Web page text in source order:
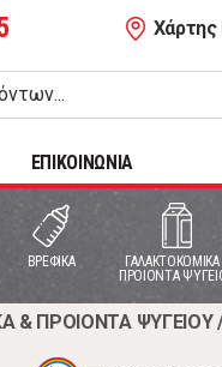
ΕΠΙΚΟΙΝΩΝΙΑ
ΒΡΕΦΙΚΑ
ΓΑΛΑΚΤΟΚΟΜΙΚΑ
ΠΡΟΙΟΝΤΑ
& ΠΡΟΙΟΝΤΑ ΨΥΓΕΙΟΥ